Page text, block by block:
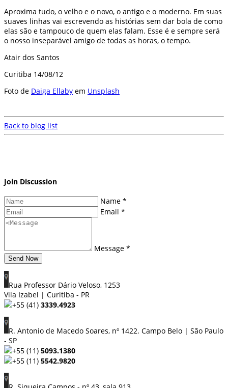
Aproxima tudo, o velho e o novo, o antigo e o moderno. Em suas
suaves linhas vai escrevendo as histórias sem dar bola de como
elas são e tampouco de quem elas falam. Esse é e sempre será
o nosso inseparável amigo de todas as horas, o tempo.
Atair dos Santos
Curitiba 14/08/12
Foto de Daiga Ellaby em Unsplash
Back to blog list
Join Discussion
Name *
Email *
Message *
Send Now
Rua Professor Dário Veloso, 1253
Vila Izabel | Curitiba - PR
+55 (41) 3339.4923
R. Antonio de Macedo Soares, nº 1422. Campo Belo | São Paulo
- SP
+55 (11) 5093.1380
+55 (11) 5542.9820